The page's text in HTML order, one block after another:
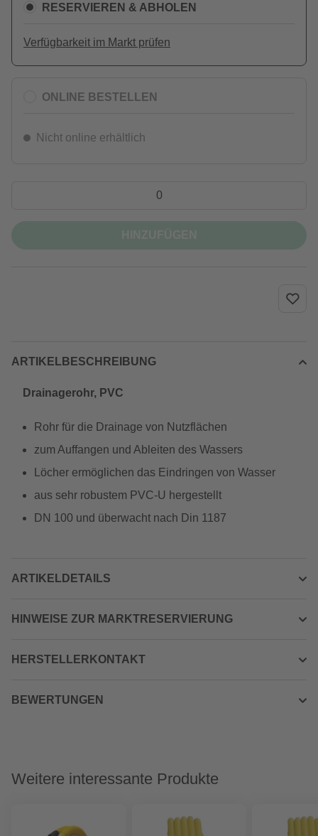
RESERVIEREN & ABHOLEN
Verfügbarkeit im Markt prüfen
ONLINE BESTELLEN
Nicht online erhältlich
ARTIKELBESCHREIBUNG
Drainagerohr, PVC
Rohr für die Drainage von Nutzflächen
zum Auffangen und Ableiten des Wassers
Löcher ermöglichen das Eindringen von Wasser
aus sehr robustem PVC-U hergestellt
DN 100 und überwacht nach Din 1187
ARTIKELDETAILS
HINWEISE ZUR MARKTRESERVIERUNG
HERSTELLERKONTAKT
BEWERTUNGEN
Weitere interessante Produkte